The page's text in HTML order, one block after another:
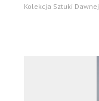
Kolekcja Sztuki Dawnej